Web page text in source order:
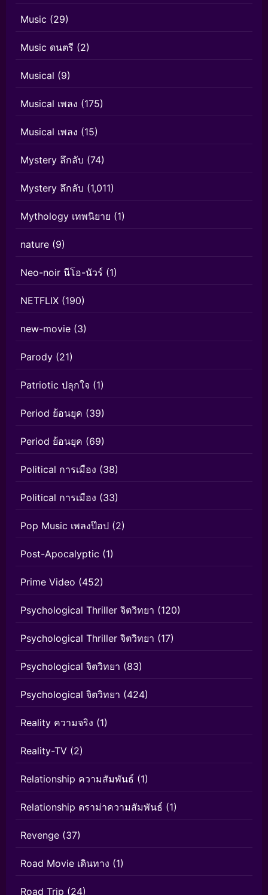
Music (29)
Music ดนตรี (2)
Musical (9)
Musical เพลง (175)
Musical เพลง (15)
Mystery ลึกลับ (74)
Mystery ลึกลับ (1,011)
Mythology เทพนิยาย (1)
nature (9)
Neo-noir นีโอ-นัวร์ (1)
NETFLIX (190)
new-movie (3)
Parody (21)
Patriotic ปลุกใจ (1)
Period ย้อนยุค (39)
Period ย้อนยุค (69)
Political การเมือง (38)
Political การเมือง (33)
Pop Music เพลงป๊อป (2)
Post-Apocalyptic (1)
Prime Video (452)
Psychological Thriller จิตวิทยา (120)
Psychological Thriller จิตวิทยา (17)
Psychological จิตวิทยา (83)
Psychological จิตวิทยา (424)
Reality ความจริง (1)
Reality-TV (2)
Relationship ความสัมพันธ์ (1)
Relationship ดราม่าความสัมพันธ์ (1)
Revenge (37)
Road Movie เดินทาง (1)
Road Trip (24)